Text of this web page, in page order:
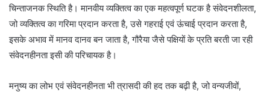
चिन्ताजनक स्थिति है। मानवीय व्यक्तित्व का एक महत्वपूर्ण घटक है संवेदनशीलता,
जो व्यक्तित्व का गरिमा प्रदान करता है, उसे गहराई एवं ऊंचाई प्रदान करता है,
इसके अभाव में मानव दानव बन जाता है, गौरैया जैसे पक्षियों के प्रति बरती जा रही
संवेदनहीनता इसी की परिचायक है।
मनुष्य का लोभ एवं संवेदनहीनता भी त्रासदी की हद तक बढ़ी है, जो वन्यजीवों,